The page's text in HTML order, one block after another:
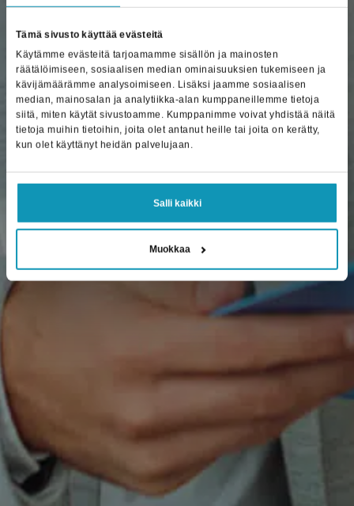
Tämä sivusto käyttää evästeitä
Käytämme evästeitä tarjoamamme sisällön ja mainosten
räätälöimiseen, sosiaalisen median ominaisuuksien tukemiseen ja
kävijämäärämme analysoimiseen. Lisäksi jaamme sosiaalisen
median, mainosalan ja analytiikka-alan kumppaneillemme tietoja
siitä, miten käytät sivustoamme. Kumppanimme voivat yhdistää näitä
tietoja muihin tietoihin, joita olet antanut heille tai joita on kerätty,
kun olet käyttänyt heidän palvelujaan.
Salli kaikki
Muokkaa